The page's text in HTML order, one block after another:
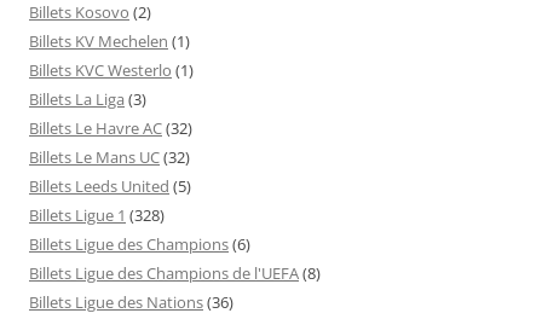
Billets Kosovo (2)
Billets KV Mechelen (1)
Billets KVC Westerlo (1)
Billets La Liga (3)
Billets Le Havre AC(32)
Billets Le Mans UC(32)
Billets Leeds United (5)
Billets Ligue 1 (328)
Billets Ligue des Champions(6)
Billets Ligue des Champions de l'UEFA(8)
Billets Ligue des Nations(36)